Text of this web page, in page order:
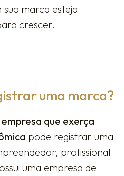
marca esteja
crescer.
uma marca?
que exerça
pode registrar uma
profissional
uma empresa de